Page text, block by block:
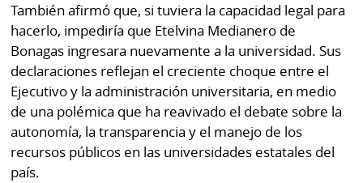
También afirmó que, si tuviera la capacidad legal para
hacerlo, impediría que Etelvina Medianero de
Bonagas ingresara nuevamente a la universidad. Sus
declaraciones reflejan el creciente choque entre el
Ejecutivo y la administración universitaria, en medio
de una polémica que ha reavivado el debate sobre la
autonomía, la transparencia y el manejo de los
recursos públicos en las universidades estatales del
país.